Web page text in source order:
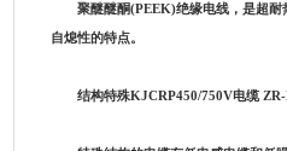
聚醚醚酮(PEEK)绝缘电线，是超耐
自熄性的特点。
结构特殊KJCRP450/750V电缆